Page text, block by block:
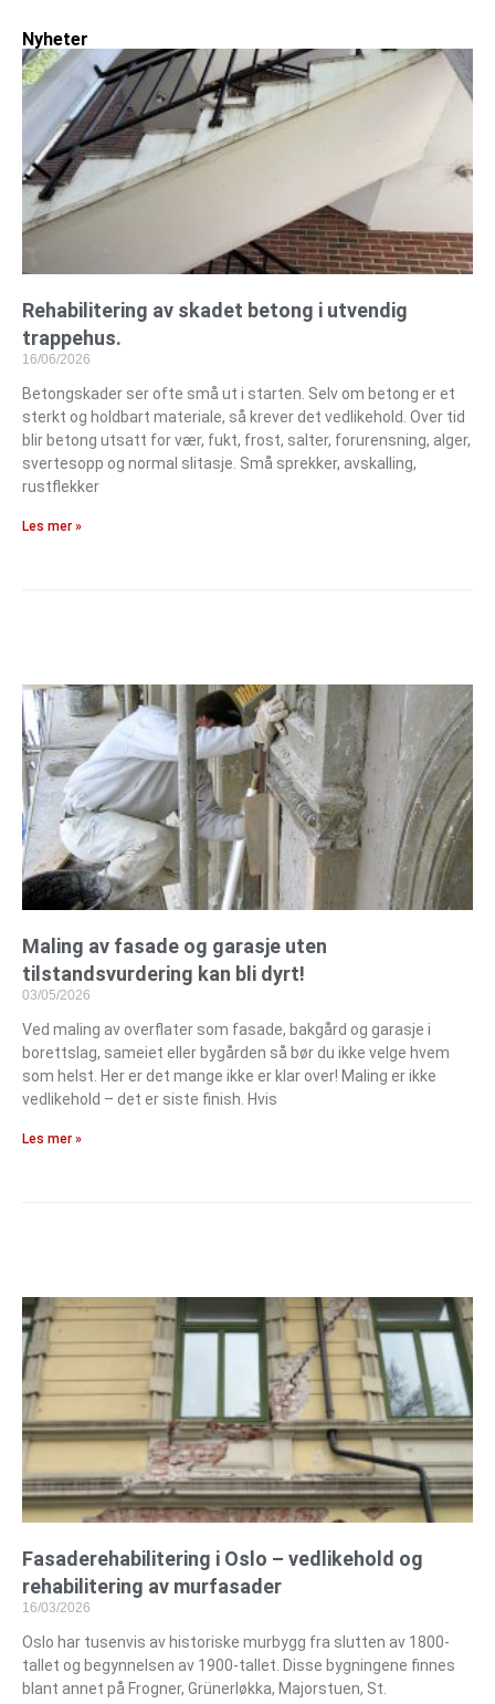
Nyheter
Rehabilitering av skadet betong i utvendig
trappehus.
16/06/2026
Betongskader ser ofte små ut i starten. Selv om betong er et
sterkt og holdbart materiale, så krever det vedlikehold. Over tid
blir betong utsatt for vær, fukt, frost, salter, forurensning, alger,
svertesopp og normal slitasje. Små sprekker, avskalling,
rustflekker
Les mer »
Maling av fasade og garasje uten
tilstandsvurdering kan bli dyrt!
03/05/2026
Ved maling av overflater som fasade, bakgård og garasje i
borettslag, sameiet eller bygården så bør du ikke velge hvem
som helst. Her er det mange ikke er klar over! Maling er ikke
vedlikehold – det er siste finish. Hvis
Les mer »
Fasaderehabilitering i Oslo – vedlikehold og
rehabilitering av murfasader
16/03/2026
Oslo har tusenvis av historiske murbygg fra slutten av 1800-
tallet og begynnelsen av 1900-tallet. Disse bygningene finnes
blant annet på Frogner, Grünerløkka, Majorstuen, St.